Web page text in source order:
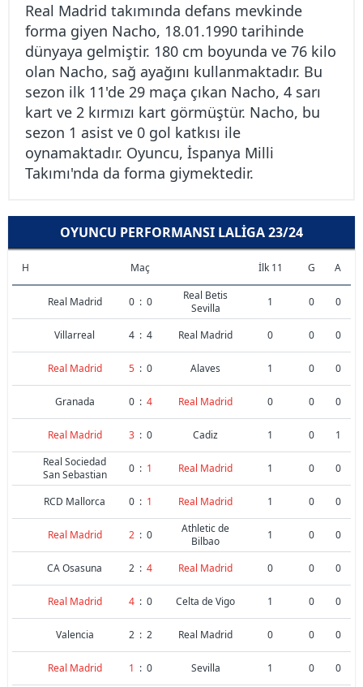
Real Madrid takımında defans mevkinde
forma giyen Nacho, 18.01.1990 tarihinde
dünyaya gelmiştir. 180 cm boyunda ve 76 kilo
olan Nacho, sağ ayağını kullanmaktadır. Bu
sezon ilk 11'de 29 maça çıkan Nacho, 4 sarı
kart ve 2 kırmızı kart görmüştür. Nacho, bu
sezon 1 asist ve 0 gol katkısı ile
oynamaktadır. Oyuncu, İspanya Milli
Takımı'nda da forma giymektedir.
OYUNCU PERFORMANSI LALIGA 23/24
H Maç İlk 11 G A
Real Madrid 0 : 0
Real Betis
Sevilla
1 0 0
Villarreal 4 : 4 Real Madrid 0 0 0
Real Madrid 5 : 0 Alaves 1 0 0
Granada 0 : 4 Real Madrid 0 0 0
Real Madrid 3 : 0 Cadiz 1 0
1
Real Sociedad
San Sebastian
0 : 1 Real Madrid 1 0 0
RCD Mallorca 0 : 1 Real Madrid 1 0 0
Real Madrid 2 : 0
Athletic de
Bilbao
1 0 0
CA Osasuna 2 : 4 Real Madrid 0 0 0
Real Madrid 4 : 0 Celta de Vigo 1 0 0
Valencia 2 : 2 Real Madrid 0 0 0
Real Madrid 1 : 0 Sevilla 1 0
0